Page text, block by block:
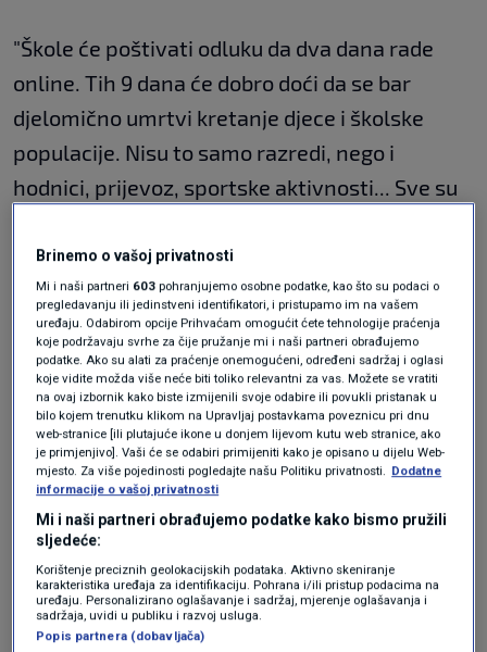
"Škole će poštivati odluku da dva dana rade
online. Tih 9 dana će dobro doći da se bar
djelomično umrtvi kretanje djece i školske
populacije. Nisu to samo razredi, nego i
hodnici, prijevoz, sportske aktivnosti... Sve su
do 60 posto svakodnevno", govori Kozlevac.
Na pitanje o mogućnosti produženja online
nastave i nakon toga, Kozlevac kaže:
"Razmatrat će se. Procjenjujemo situaciju, izaći
ćemo na vrijeme s odlukom."
Prema njegovim riječima, razmatralo se i to da
dio djece dolazi u školu. "Ne vidim da su ta dva
dana problematična. Radi se samo o dva dana.
Postoje roditelji koji nemaju kamo s djecom.
Vidjet ćemo kad eskalira situacija. Kad bude
stani-pani, nadam se da neće biti, posezat će
Brinemo o vašoj privatnosti
Mi i naši partneri 603 pohranjujemo osobne podatke, kao što su podaci o
pregledavanju ili jedinstveni identifikatori, i pristupamo im na vašem
uređaju. Odabirom opcije Prihvaćam omogućit ćete tehnologije praćenja
koje podržavaju svrhe za čije pružanje mi i naši partneri obrađujemo
podatke. Ako su alati za praćenje onemogućeni, određeni sadržaj i oglasi
koje vidite možda više neće biti toliko relevantni za vas. Možete se vratiti
na ovaj izbornik kako biste izmijenili svoje odabire ili povukli pristanak u
bilo kojem trenutku klikom na Upravljaj postavkama poveznicu pri dnu
web-stranice [ili plutajuće ikone u donjem lijevom kutu web stranice, ako
je primjenjivo]. Vaši će se odabiri primijeniti kako je opisano u dijelu Web-
mjesto. Za više pojedinosti pogledajte našu Politiku privatnosti. Dodatne
informacije o vašoj privatnosti
Mi i naši partneri obrađujemo podatke kako bismo pružili
sljedeće:
Korištenje preciznih geolokacijskih podataka. Aktivno skeniranje
karakteristika uređaja za identifikaciju. Pohrana i/ili pristup podacima na
uređaju. Personalizirano oglašavanje i sadržaj, mjerenje oglašavanja i
sadržaja, uvidi u publiku i razvoj usluga.
Popis partnera (dobavljača)